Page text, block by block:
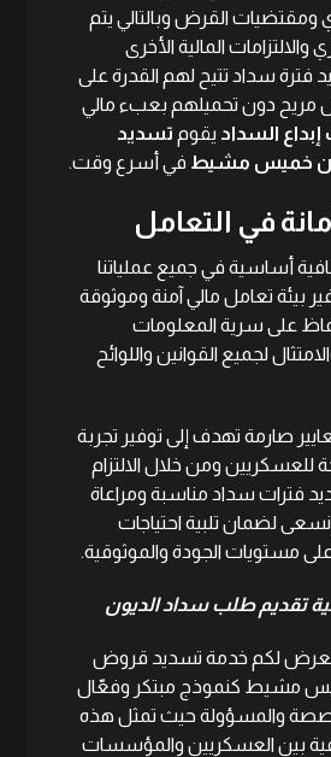
ومقتضيات القرض وبالتالي يتم
المالية الأخرى
فترة سداد تتيح لهم القدرة على
دون تحميلهم بعبء مالي
السداد يقوم تسديد
خميس مشيط في أسرع وقت.
أساسية في جميع عملياتنا
بيئة تعامل مالي آمنة وموثوقة
على سرية المعلومات
لجميع القوانين واللوائح
صارمة تهدف إلى توفير تجربة
للعسكريين ومن خلال الالتزام
فترات سداد مناسبة ومراعاة
نسعى لضمان تلبية احتياجات
مستويات الجودة والموثوقية.
تقديم طلب سداد الديون
نعرض لكم خدمة تسديد قروض
مشيط كنموذج مبتكر وفعّال
والمسؤولة حيث تمثل هذه
بين العسكريين والمؤسسات